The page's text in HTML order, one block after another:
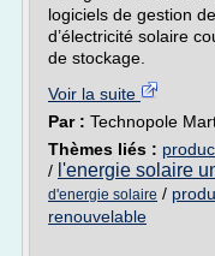
logiciels de gestion
d’électricité solaire
de stockage.
Voir la suite
Par : Technopole
Thèmes liés :
/ l'energie solaire
d'energie solaire /
renouvelable